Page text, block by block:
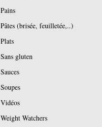
Pains
Pâtes (brisée, feuilletée,..)
Plats
Sans gluten
Sauces
Soupes
Vidéos
Weight Watchers